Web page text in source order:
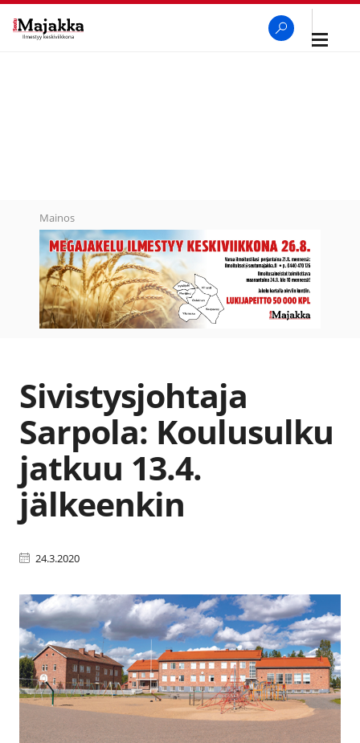
Avaa
Mainos
Sivistysjohtaja
Sarpola: Koulusulku
jatkuu 13.4.
jälkeenkin
24.3.2020